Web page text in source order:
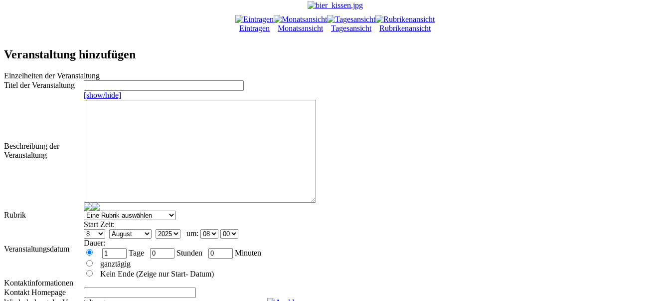
Eintragen Monatsansicht Tagesansicht Rubrikenansicht
Veranstaltung hinzufügen
Einzelheiten der Veranstaltung
Titel der Veranstaltung
Beschreibung der
Veranstaltung
[show/hide]
Rubrik
Veranstaltungsdatum
Start Zeit:
um:
Dauer:
Tage
Stunden
Minuten
ganztägig
Kein Ende (Zeige nur Start- Datum)
Kontaktinformationen
Kontakt Homepage